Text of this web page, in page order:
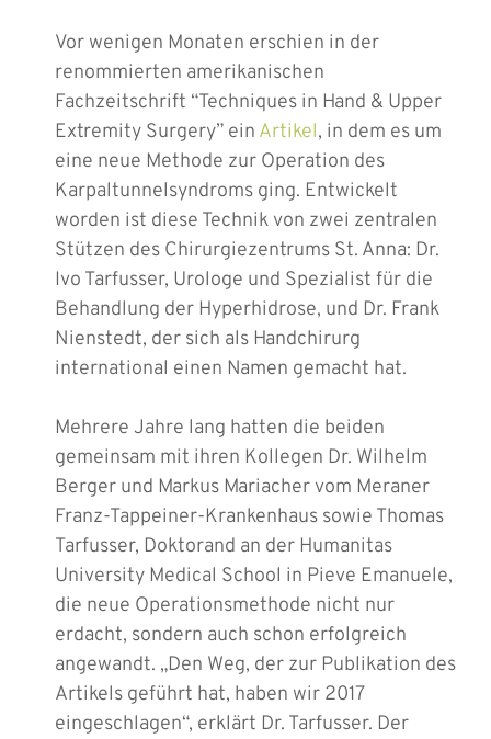
Vor wenigen Monaten erschien in der
renommierten amerikanischen
Fachzeitschrift “Techniques in Hand & Upper
Extremity Surgery” ein Artikel, in dem es um
eine neue Methode zur Operation des
Karpaltunnelsyndroms ging. Entwickelt
worden ist diese Technik von zwei zentralen
Stützen des Chirurgiezentrums St. Anna: Dr.
Ivo Tarfusser, Urologe und Spezialist für die
Behandlung der Hyperhidrose, und Dr. Frank
Nienstedt, der sich als Handchirurg
international einen Namen gemacht hat.
Mehrere Jahre lang hatten die beiden
gemeinsam mit ihren Kollegen Dr. Wilhelm
Berger und Markus Mariacher vom Meraner
Franz-Tappeiner-Krankenhaus sowie Thomas
Tarfusser, Doktorand an der Humanitas
University Medical School in Pieve Emanuele,
die neue Operationsmethode nicht nur
erdacht, sondern auch schon erfolgreich
angewandt. „Den Weg, der zur Publikation des
Artikels geführt hat, haben wir 2017
eingeschlagen“, erklärt Dr. Tarfusser. Der